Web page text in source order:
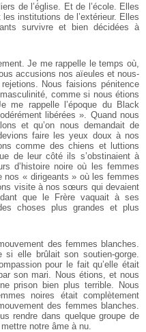
de l’église. Et de l’école. Elles
institutions de l’extérieur. Elles
survivre et bien décidées à
Je me rappelle le temps où,
accusions nos aïeules et nous-
Nous faisions pénitence
comme si nous étions
me rappelle l’époque du Black
libérées ». Quand nous
et qu’on nous demandait de
faire les yeux doux à nos
comme des chiens et luttions
de leur côté ils s’obstinaient à
d’histoire noire où les femmes
nos « dirigeants » où les femmes
visite à nos sœurs qui devaient
que le Frère vaquait à ses
choses plus grandes et plus
des femmes blanches.
si elle brûlait son soutien-gorge.
pour le fait qu’elle était
son mari. Nous étions, et nous
prison bien plus terrible. Nous
noires était complètement
des femmes blanches.
rendre dans quelque groupe de
notre âme à nu.